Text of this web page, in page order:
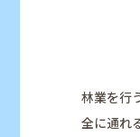
林業を行
全に通れ